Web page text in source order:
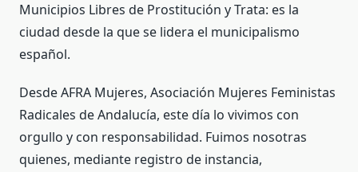
Municipios Libres de Prostitución y Trata: es la
ciudad desde la que se lidera el municipalismo
español.
Desde AFRA Mujeres, Asociación Mujeres Feministas
Radicales de Andalucía, este día lo vivimos con
orgullo y con responsabilidad. Fuimos nosotras
quienes, mediante registro de instancia,